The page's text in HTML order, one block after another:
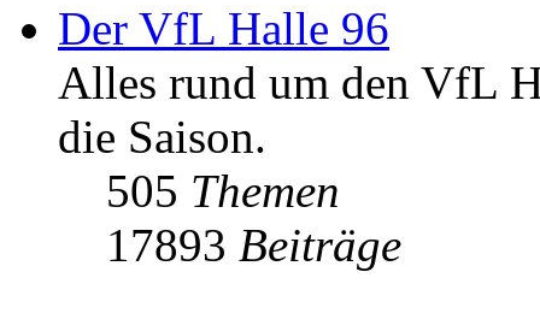
Der VfL Halle 96
Alles rund um den VfL
die Saison.
505 Themen
17893 Beiträge